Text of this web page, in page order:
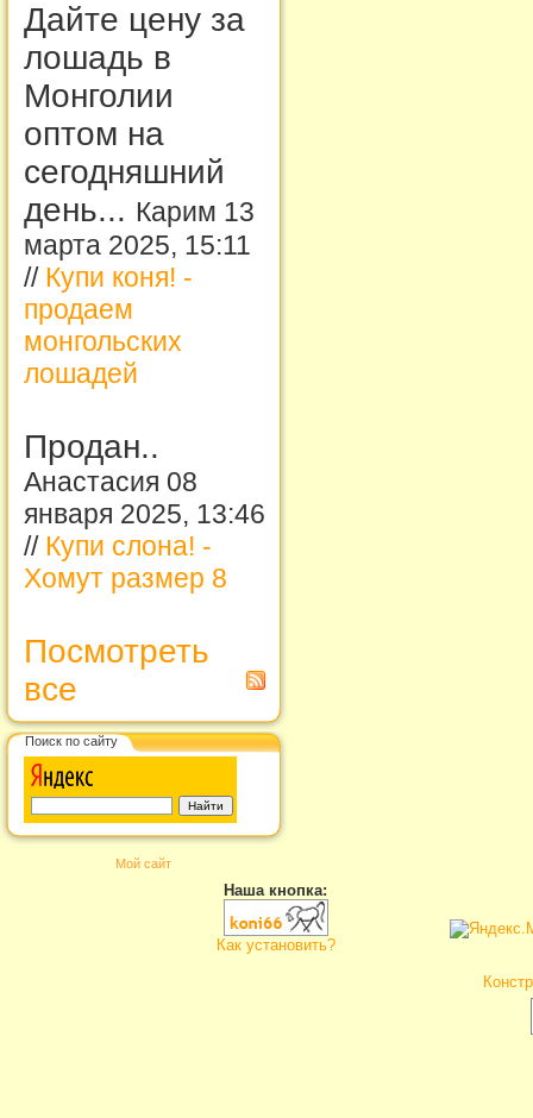
Дайте цену за
лошадь в
Монголии
оптом на
сегодняшний
день... Карим 13
марта 2025, 15:11
// Купи коня! -
продаем
монгольских
лошадей
Продан..
Анастасия 08
января 2025, 13:46
// Купи слона! -
Хомут размер 8
Посмотреть
все
Поиск по сайту
Мой сайт
Наша кнопка:
Как установить?